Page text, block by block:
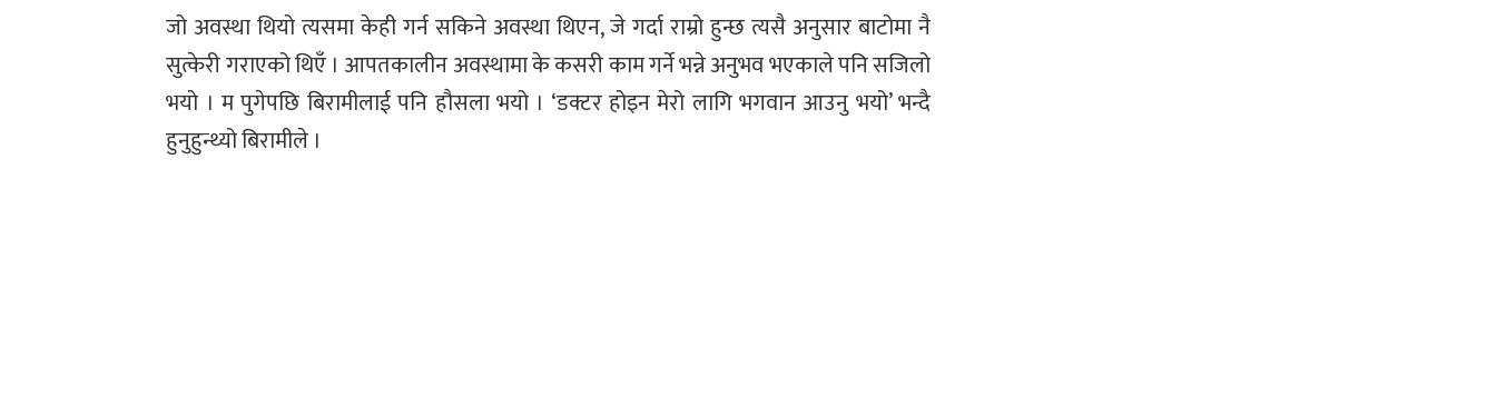
जो अवस्था थियो त्यसमा केही गर्न सकिने अवस्था थिएन, जे गर्दा राम्रो हुन्छ त्यसै अनुसार बाटोमा नै
सुत्केरी गराएको थिएँ । आपतकालीन अवस्थामा के कसरी काम गर्ने भन्ने अनुभव भएकाले पनि सजिलो
भयो । म पुगेपछि बिरामीलाई पनि हौसला भयो । ‘डक्टर होइन मेरो लागि भगवान आउनु भयो’ भन्दै
हुनुहुन्थ्यो बिरामीले ।